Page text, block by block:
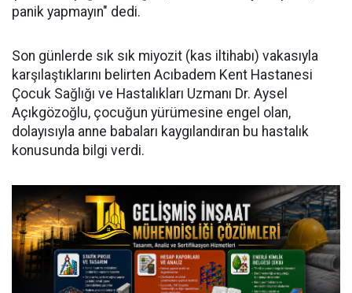
panik yapmayın" dedi.
Son günlerde sık sık miyozit (kas iltihabı) vakasıyla
karşılaştıklarını belirten Acıbadem Kent Hastanesi
Çocuk Sağlığı ve Hastalıkları Uzmanı Dr. Aysel
Açıkgözoğlu, çocuğun yürümesine engel olan,
dolayısıyla anne babaları kaygılandıran bu hastalık
konusunda bilgi verdi.